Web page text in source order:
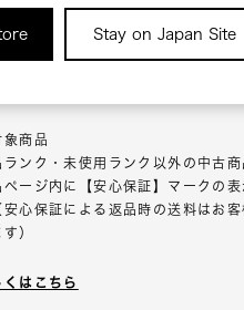
Stay on Japan Site
について
象商品
ランク・未使用ランク以外の中古商
ページ内に【安心保証】マークの
安心保証による返品時の送料はお客
）
くはこちら